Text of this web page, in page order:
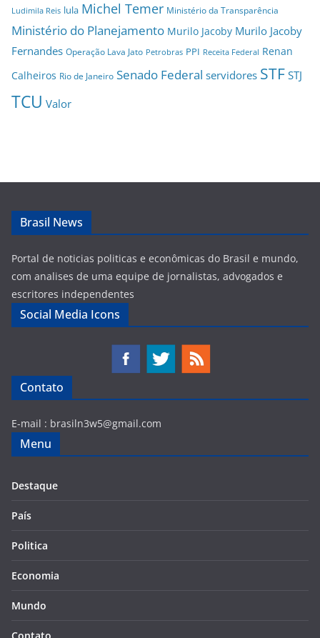
Ludimila Reis lula Michel Temer Ministério da Transparência
Ministério do Planejamento Murilo Jacoby Murilo Jacoby
Fernandes Operação Lava Jato Petrobras PPI Receita Federal Renan
Calheiros Rio de Janeiro Senado Federal servidores STF STJ
TCU Valor
Brasil News
Portal de noticias politicas e econômicas do Brasil e mundo,
com analises de uma equipe de jornalistas, advogados e
escritores independentes
Social Media Icons
Contato
E-mail : brasiln3w5@gmail.com
Menu
Destaque
País
Politica
Economia
Mundo